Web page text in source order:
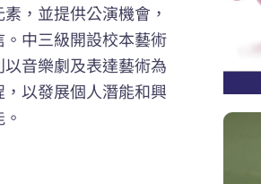
，並提供公演機會，
中三級開設校本藝術
音樂劇及表達藝術為
以發展個人潛能和興